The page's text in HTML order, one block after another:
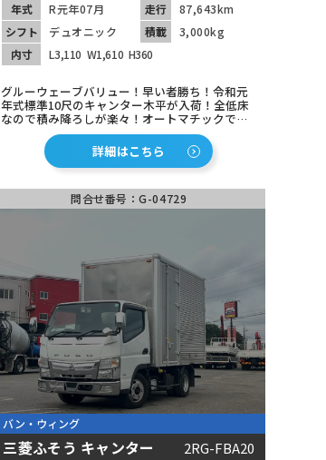
年式 R元年07月 走行
87,643km
シフト
デュオニック 積載
3,000kg
内寸
L3,110 W1,610 H360
グルーウェーブバリュー！早い者勝ち！令和元
年式標準10尺のキャンター木平が入荷！全低床
なので積み降ろしが楽々！オートマチックで運
転楽々！３ｔ４ナンバーで税金も安い！走行距
離的にも長く乗るのに適した１台になります！
ETC車載器も装着済み！詳細はこちら
問合せ番号：G-04729
バン・ウィング
三菱ふそう キャンター 2RG-FBA20